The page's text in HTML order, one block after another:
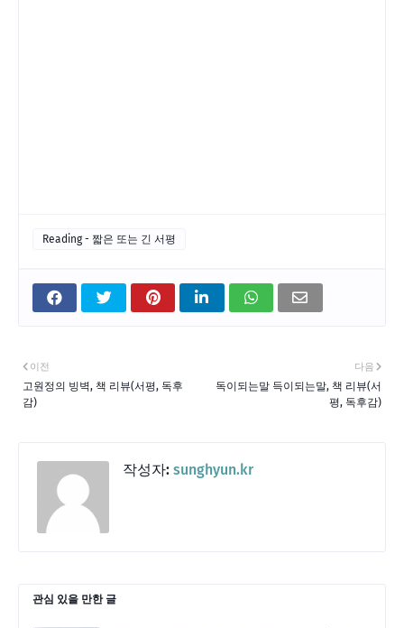
Reading - 짧은 또는 긴 서평
다음
독이되는말 득이되는말, 책 리뷰(서
평, 독후감)
이전
고원정의 빙벽, 책 리뷰(서평, 독후
감)
작성자: sunghyun.kr
관심 있을 만한 글